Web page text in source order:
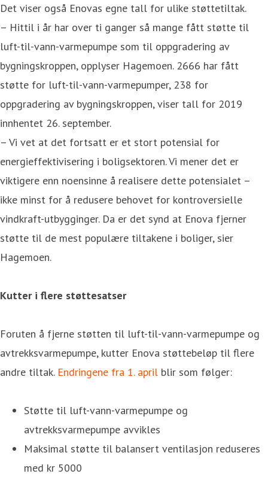
Det viser også Enovas egne tall for ulike støttetiltak.
– Hittil i år har over ti ganger så mange fått støtte til
luft-til-vann-varmepumpe som til oppgradering av
bygningskroppen, opplyser Hagemoen. 2666 har fått
støtte for luft-til-vann-varmepumper, 238 for
oppgradering av bygningskroppen, viser tall for 2019
innhentet 26. september.
– Vi vet at det fortsatt er et stort potensial for
energieffektivisering i boligsektoren. Vi mener det er
viktigere enn noensinne å realisere dette potensialet –
ikke minst for å redusere behovet for kontroversielle
vindkraft-utbygginger. Da er det synd at Enova fjerner
støtte til de mest populære tiltakene i boliger, sier
Hagemoen.
Kutter i flere støttesatser
Foruten å fjerne støtten til luft-til-vann-varmepumpe og
avtrekksvarmepumpe, kutter Enova støttebeløp til flere
andre tiltak. Endringene fra 1. april blir som følger:
Støtte til luft-vann-varmepumpe og
avtrekksvarmepumpe avvikles
Maksimal støtte til balansert ventilasjon reduseres
med kr 5000